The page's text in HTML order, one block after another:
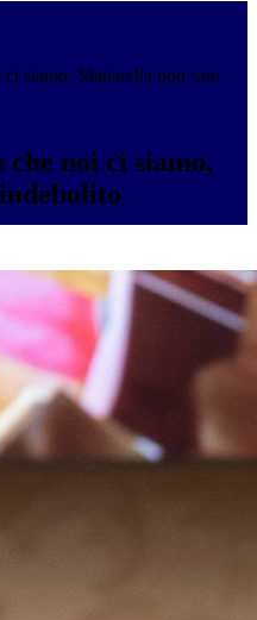
siamo, Mattarella non sarà
noi ci siamo,